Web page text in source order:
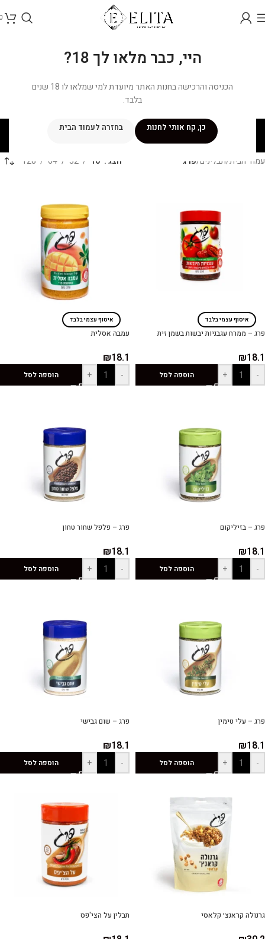
היי, כבר מלאו לך 18?
הכניסה והרכישה בחנות האתר מיועדת למי שמלאו לו 18 שנים
בלבד.
כן, קח אותי לחנות בחזרה לעמוד הביתפרג
עמוד הבית/תבלינים/פרג הצג 16
32
64
128
איסוף עצמי בלבד
פרג – ממרח עגבניות יבשות בשמן זית
₪18.1
-
+ הוספה לסל
איסוף עצמי בלבד
עמבה אסלית
₪18.1
-
+ הוספה לסל
פרג – בזיליקום
₪18.1
-
+ הוספה לסל
פרג – פלפל שחור טחון
₪18.1
-
+ הוספה לסל
פרג – עלי טימין
₪18.1
-
+ הוספה לסל
פרג – שום גבישי
₪18.1
-
+ הוספה לסל
גרנולה קראנצ׳ קלאסי תבלין על הצי'פס